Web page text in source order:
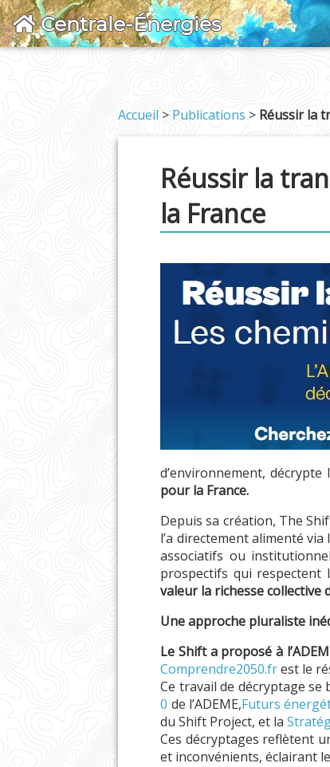
Centrale-Énergies
Accueil > Publications > Réussir la
Réussir la
la France
d’environnement,
pour la France.
Depuis sa création, The
l’a directement alimenté
associatifs ou
prospectifs qui respectent
valeur la richesse collective
Une approche pluraliste
Le Shift a proposé à
Comprendre2050.frest le
Ce travail de décryptage
0 de l’ADEME,Futurs
du Shift Project, et la
Ces décryptages reflètent
et inconvénients, éclairant